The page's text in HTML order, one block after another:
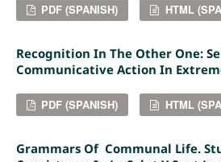
PDF (SPANISH) HTML
Recognition In The Other One:
Communicative Action In
PDF (SPANISH) HTML
Grammars Of Communal Life.